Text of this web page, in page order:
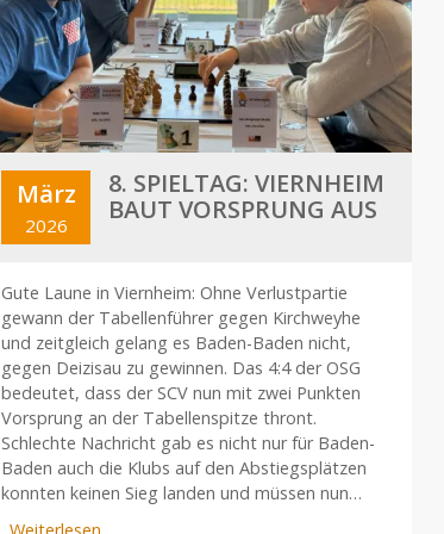
März
2026
8. SPIELTAG: VIERNHEIM
BAUT VORSPRUNG AUS
Gute Laune in Viernheim: Ohne Verlustpartie
gewann der Tabellenführer gegen Kirchweyhe
und zeitgleich gelang es Baden-Baden nicht,
gegen Deizisau zu gewinnen. Das 4:4 der OSG
bedeutet, dass der SCV nun mit zwei Punkten
Vorsprung an der Tabellenspitze thront.
Schlechte Nachricht gab es nicht nur für Baden-
Baden auch die Klubs auf den Abstiegsplätzen
konnten keinen Sieg landen und müssen nun…